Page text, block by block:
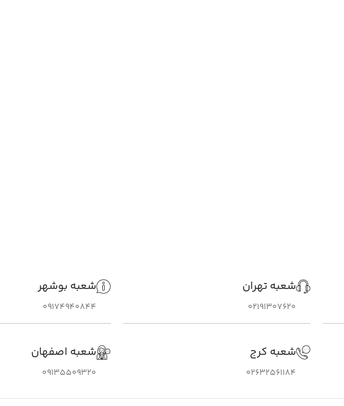
شعبه تهران
02191307620
شعبه کرج
02632561184
شعبه بوشهر
09174940844
شعبه اصفهان
09135509320